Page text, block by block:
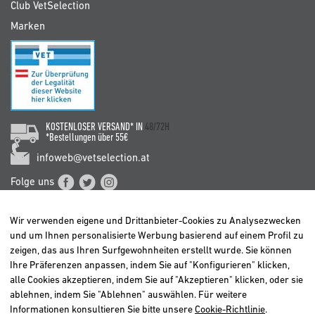
Club VetSelection
Marken
KOSTENLOSER VERSAND* IN 48/72H
*Bestellungen über 55€
infoweb@vetselection.at
Folge uns
BELGIË / BELGIQUE
DEUTSCHLAND
ESPAÑA
Wir verwenden eigene und Drittanbieter-Cookies zu Analysezwecken
und um Ihnen personalisierte Werbung basierend auf einem Profil zu
zeigen, das aus Ihren Surfgewohnheiten erstellt wurde. Sie können
Ihre Präferenzen anpassen, indem Sie auf "Konfigurieren" klicken,
alle Cookies akzeptieren, indem Sie auf "Akzeptieren" klicken, oder sie
ablehnen, indem Sie "Ablehnen" auswählen. Für weitere
Informationen konsultieren Sie bitte unsere Cookie-Richtlinie.